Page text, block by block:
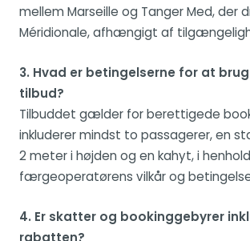
mellem Marseille og Tanger Med, der
Méridionale, afhængigt af
3. Hvad er betingelserne for at
tilbud?
Tilbuddet gælder for berettigede
inkluderer mindst to passagerer, en
2 meter i højden og en kahyt, i
færgeoperatørens vilkår og
4. Er skatter og bookinggebyrer
rabatten?